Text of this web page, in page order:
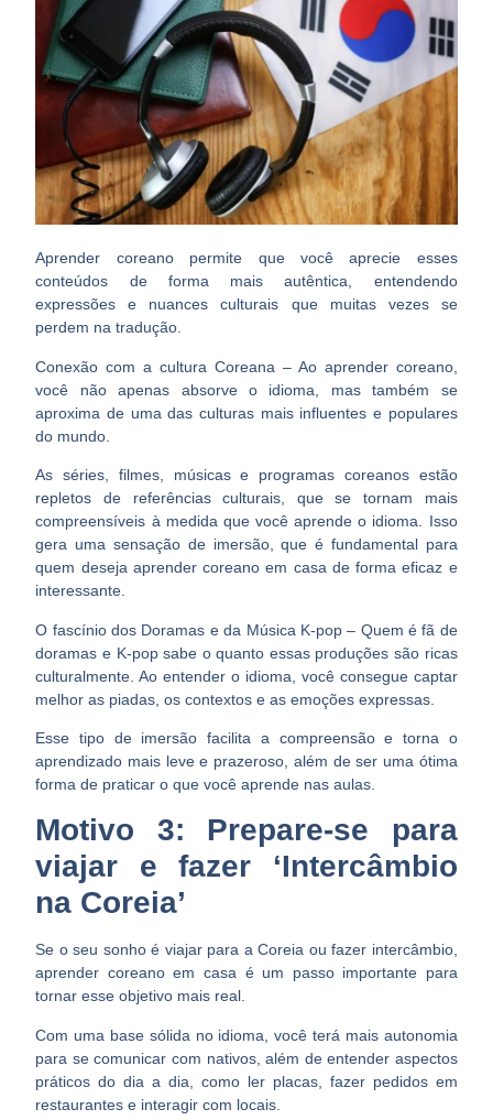
Aprender coreano permite que você aprecie esses
conteúdos de forma mais autêntica, entendendo
expressões e nuances culturais que muitas vezes se
perdem na tradução.
Conexão com a cultura Coreana – Ao aprender coreano,
você não apenas absorve o idioma, mas também se
aproxima de uma das culturas mais influentes e populares
do mundo.
As séries, filmes, músicas e programas coreanos estão
repletos de referências culturais, que se tornam mais
compreensíveis à medida que você aprende o idioma. Isso
gera uma sensação de imersão, que é fundamental para
quem deseja aprender coreano em casa de forma eficaz e
interessante.
O fascínio dos Doramas e da Música K-pop – Quem é fã de
doramas e K-pop sabe o quanto essas produções são ricas
culturalmente. Ao entender o idioma, você consegue captar
melhor as piadas, os contextos e as emoções expressas.
Esse tipo de imersão facilita a compreensão e torna o
aprendizado mais leve e prazeroso, além de ser uma ótima
forma de praticar o que você aprende nas aulas.
Motivo 3: Prepare-se para
viajar e fazer ‘Intercâmbio
na Coreia’
Se o seu sonho é viajar para a Coreia ou fazer intercâmbio,
aprender coreano em casa é um passo importante para
tornar esse objetivo mais real.
Com uma base sólida no idioma, você terá mais autonomia
para se comunicar com nativos, além de entender aspectos
práticos do dia a dia, como ler placas, fazer pedidos em
restaurantes e interagir com locais.